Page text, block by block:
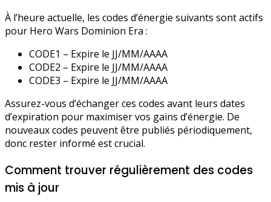
À l’heure actuelle, les codes d’énergie suivants sont actifs
pour Hero Wars Dominion Era :
CODE1 – Expire le JJ/MM/AAAA
CODE2 – Expire le JJ/MM/AAAA
CODE3 – Expire le JJ/MM/AAAA
Assurez-vous d’échanger ces codes avant leurs dates
d’expiration pour maximiser vos gains d’énergie. De
nouveaux codes peuvent être publiés périodiquement,
donc rester informé est crucial.
Comment trouver régulièrement des codes
mis à jour